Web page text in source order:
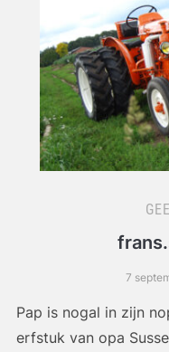
7
Pap is nogal in zijn
erfstuk van opa